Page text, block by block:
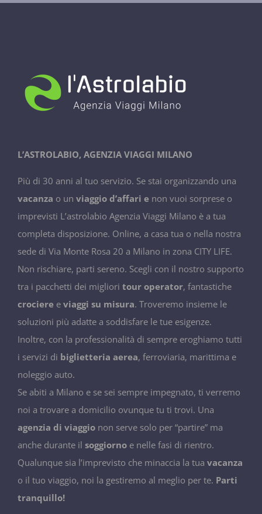
L’ASTROLABIO, AGENZIA VIAGGI MILANO
Più di 30 anni al tuo servizio. Se stai organizzando una
vacanza o un viaggio d’affari e non vuoi sorprese o
imprevisti L’astrolabio Agenzia Viaggi Milano è a tua
completa disposizione. Online, a casa tua o nella nostra
sede di Via Monte Rosa 20 a Milano in zona CITY LIFE.
Non rischiare, parti sereno. Scegli con il nostro supporto
tra i pacchetti dei migliori tour operator, fantastiche
crociere e viaggi su misura. Troveremo insieme le
soluzioni più adatte a soddisfare le tue esigenze.
Inoltre, con la professionalità di sempre eroghiamo tutti
i servizi di biglietteria aerea, ferroviaria, marittima e
noleggio auto.
Se abiti a Milano e se sei sempre impegnato, ti verremo
noi a trovare a domicilio ovunque tu ti trovi. Una
agenzia di viaggio non serve solo per “partire” ma
anche durante il soggiorno e nelle fasi di rientro.
Qualunque sia l’imprevisto che minaccia la tua vacanza
o il tuo viaggio, noi la gestiremo al meglio per te. Parti
tranquillo!